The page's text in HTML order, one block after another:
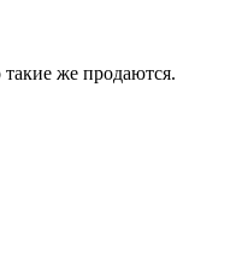
же продаются.